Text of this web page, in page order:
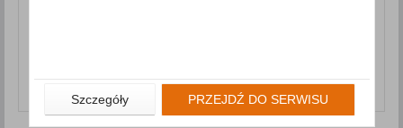
Szczegóły PRZEJDŹ DO SERWISU